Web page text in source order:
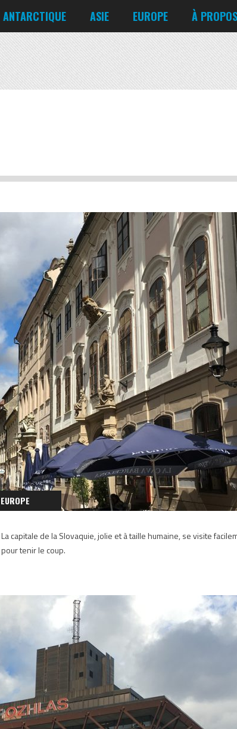
États-Unis
Mexique
Nicaragua
ANTARCTIQUE ASIE
Bahreïn
Bangladesh
Corée
Japon
EUROPE
Allemagne
Biélorussie
À PROPOS
Turquie
Irlande
EUROPE
La capitale de la Slovaquie, jolie et à taille humaine, se visite
pour tenir le coup.